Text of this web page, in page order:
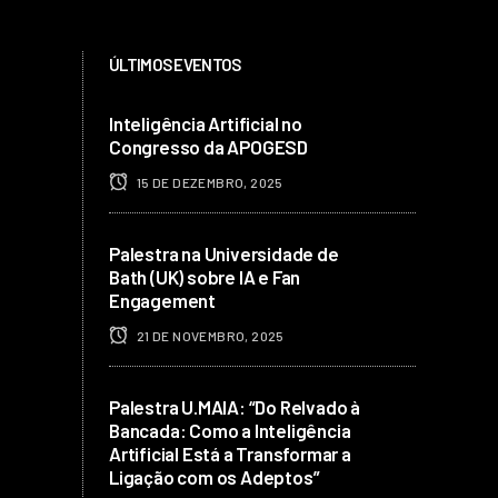
ÚLTIMOS EVENTOS
Inteligência Artificial no
Congresso da APOGESD
15 DE DEZEMBRO, 2025
Palestra na Universidade de
Bath (UK) sobre IA e Fan
Engagement
21 DE NOVEMBRO, 2025
Palestra U.MAIA: “Do Relvado à
Bancada: Como a Inteligência
Artificial Está a Transformar a
Ligação com os Adeptos”